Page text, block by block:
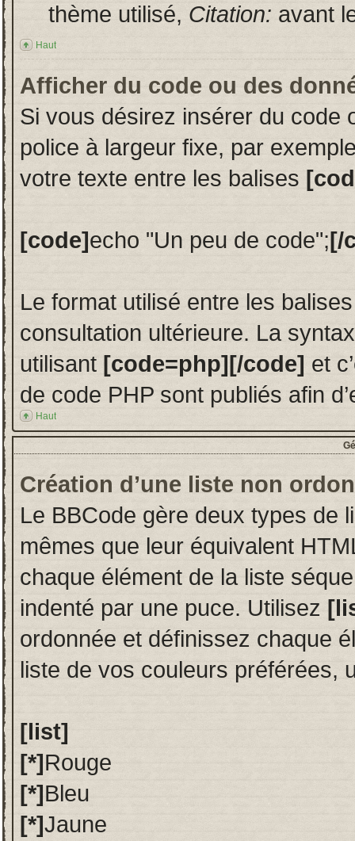
thème utilisé, Citation: avant
Haut
Afficher du code ou des
Si vous désirez insérer du code
police à largeur fixe, par
votre texte entre les balises
[code]echo "Un peu de code";[/
Le format utilisé entre les
consultation ultérieure. La
utilisant [code=php][/code] et
de code PHP sont publiés afin
Haut
Création d’une liste non
Le BBCode gère deux types de
mêmes que leur équivalent
chaque élément de la liste
indenté par une puce. Utilisez
ordonnée et définissez chaque
liste de vos couleurs préférées,
[list]
[*]Rouge
[*]Bleu
[*]Jaune